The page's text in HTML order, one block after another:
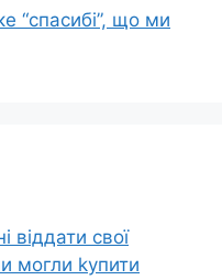
“спасибі”, що ми
віддати свої
могли kупити